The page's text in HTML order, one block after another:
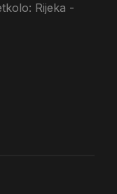
Rijeka -